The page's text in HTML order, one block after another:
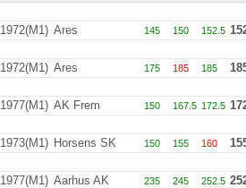
1972(M1) Ares 145 150 152.5
1972(M1) Ares 175 185 185
1977(M1) AK Frem 150 167.5 172.5
1973(M1) Horsens SK 150 155 160
1977(M1) Aarhus AK 235 245 252.5